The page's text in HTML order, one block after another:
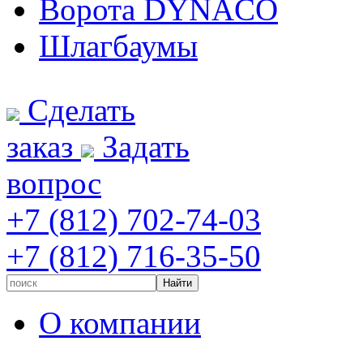
Ворота DYNACO
Шлагбаумы
Сделать
заказ
Задать
вопрос
+7 (812) 702-74-03
+7 (812) 716-35-50
О компании